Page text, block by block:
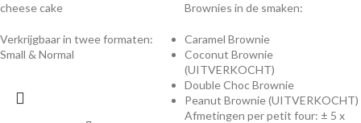
cheese cake
Verkrijgbaar in twee formaten:
Small & Normal
Brownies in de smaken:
Caramel Brownie
Coconut Brownie
(UITVERKOCHT)
Double Choc Brownie
Peanut Brownie (UITVERKOCHT)
Afmetingen per petit four: ± 5 x